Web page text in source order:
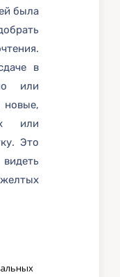
была
в
или
новые,
или
Это